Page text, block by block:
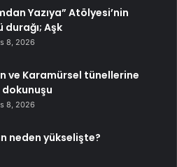
Yazıya” Atölyesi’nin
durağı; Aşk
8, 2026
ve Karamürsel tünellerine
8, 2026
neden yükselişte?